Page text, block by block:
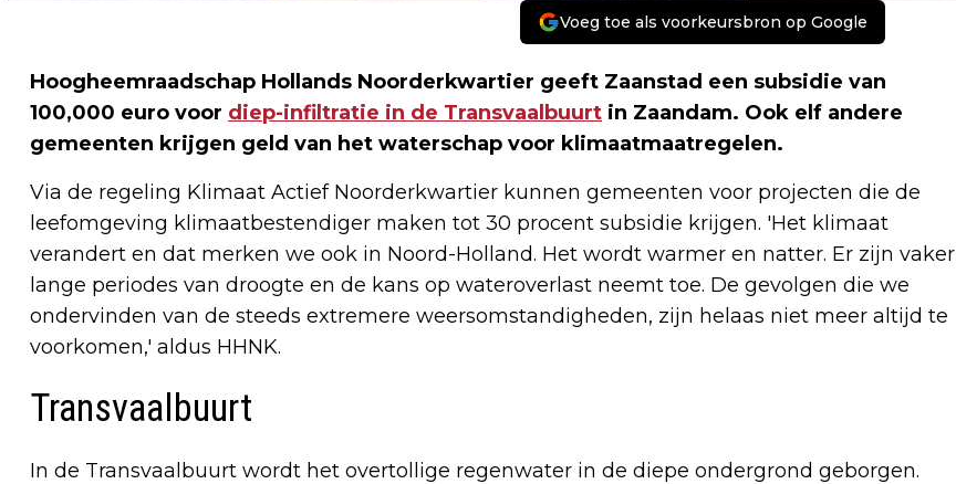
Voeg toe als voorkeursbron op Google
Hoogheemraadschap Hollands Noorderkwartier geeft Zaanstad een subsidie van
100,000 euro voor diep-infiltratie in de Transvaalbuurt in Zaandam. Ook elf andere
gemeenten krijgen geld van het waterschap voor klimaatmaatregelen.
Via de regeling Klimaat Actief Noorderkwartier kunnen gemeenten voor projecten die de
leefomgeving klimaatbestendiger maken tot 30 procent subsidie krijgen. 'Het klimaat
verandert en dat merken we ook in Noord-Holland. Het wordt warmer en natter. Er zijn vaker
lange periodes van droogte en de kans op wateroverlast neemt toe. De gevolgen die we
ondervinden van de steeds extremere weersomstandigheden, zijn helaas niet meer altijd te
voorkomen,' aldus HHNK.
Transvaalbuurt
In de Transvaalbuurt wordt het overtollige regenwater in de diepe ondergrond geborgen.